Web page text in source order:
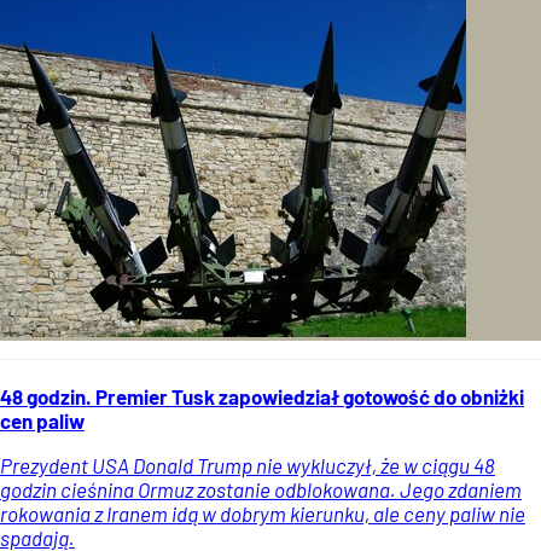
48 godzin. Premier Tusk zapowiedział gotowość do obniżki
cen paliw
Prezydent USA Donald Trump nie wykluczył, że w ciągu 48
godzin cieśnina Ormuz zostanie odblokowana. Jego zdaniem
rokowania z Iranem idą w dobrym kierunku, ale ceny paliw nie
spadają.